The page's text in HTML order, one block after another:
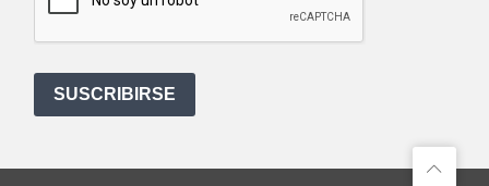
SUSCRIBIRSE